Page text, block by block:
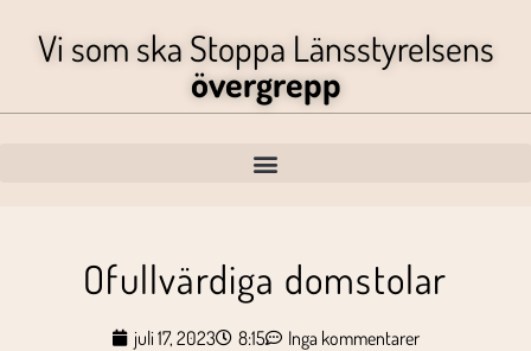
Vi som ska Stoppa Länsstyrelsens
övergrepp
Ofullvärdiga domstolar
juli 17, 2023 8:15 Inga kommentarer